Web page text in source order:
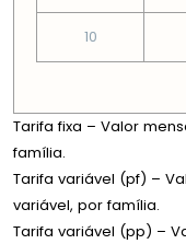
10
Tarifa fixa – Valor
família.
Tarifa variável (pf) –
variável, por família.
Tarifa variável (pp) –